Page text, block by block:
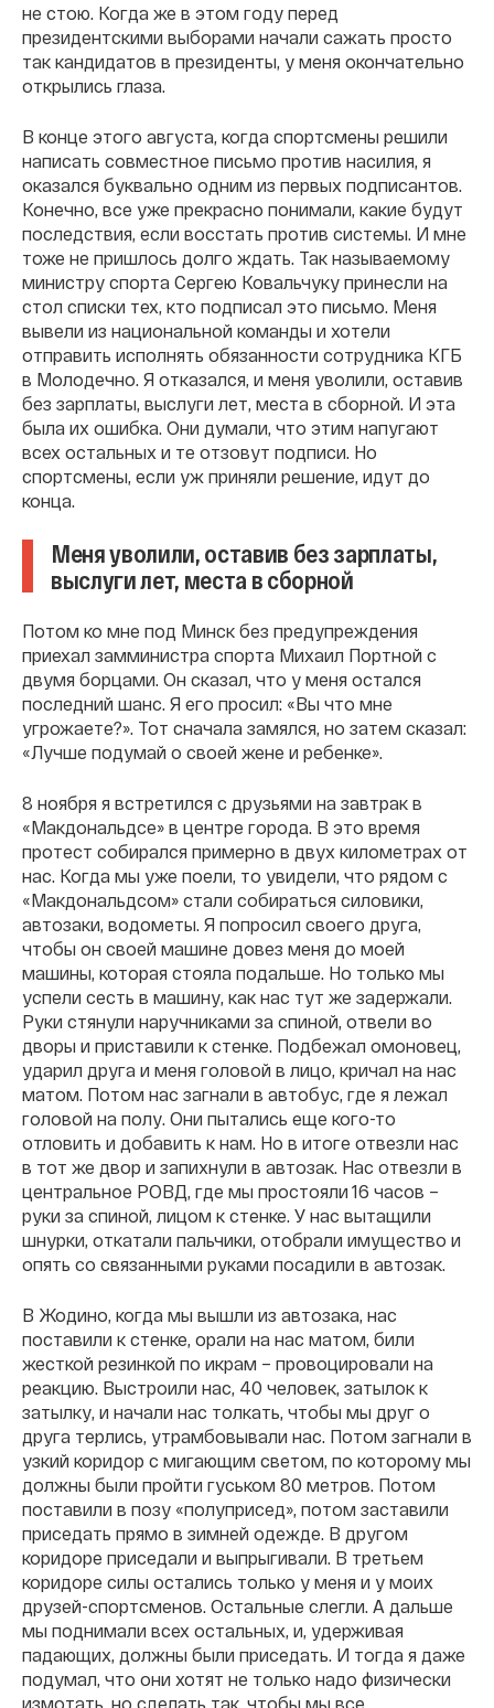
не стою. Когда же в этом году перед
президентскими выборами начали сажать просто
так кандидатов в президенты, у меня окончательно
открылись глаза.
В конце этого августа, когда спортсмены решили
написать совместное письмо против насилия, я
оказался буквально одним из первых подписантов.
Конечно, все уже прекрасно понимали, какие будут
последствия, если восстать против системы. И мне
тоже не пришлось долго ждать. Так называемому
министру спорта Сергею Ковальчуку принесли на
стол списки тех, кто подписал это письмо. Меня
вывели из национальной команды и хотели
отправить исполнять обязанности сотрудника КГБ
в Молодечно. Я отказался, и меня уволили, оставив
без зарплаты, выслуги лет, места в сборной. И эта
была их ошибка. Они думали, что этим напугают
всех остальных и те отзовут подписи. Но
спортсмены, если уж приняли решение, идут до
конца.
Меня уволили, оставив без зарплаты,
выслуги лет, места в сборной
Потом ко мне под Минск без предупреждения
приехал замминистра спорта Михаил Портной с
двумя борцами. Он сказал, что у меня остался
последний шанс. Я его просил: «Вы что мне
угрожаете?». Тот сначала замялся, но затем сказал:
«Лучше подумай о своей жене и ребенке».
8 ноября я встретился с друзьями на завтрак в
«Макдональдсе» в центре города. В это время
протест собирался примерно в двух километрах от
нас. Когда мы уже поели, то увидели, что рядом с
«Макдональдсом» стали собираться силовики,
автозаки, водометы. Я попросил своего друга,
чтобы он своей машине довез меня до моей
машины, которая стояла подальше. Но только мы
успели сесть в машину, как нас тут же задержали.
Руки стянули наручниками за спиной, отвели во
дворы и приставили к стенке. Подбежал омоновец,
ударил друга и меня головой в лицо, кричал на нас
матом. Потом нас загнали в автобус, где я лежал
головой на полу. Они пытались еще кого-то
отловить и добавить к нам. Но в итоге отвезли нас
в тот же двор и запихнули в автозак. Нас отвезли в
центральное РОВД, где мы простояли 16 часов –
руки за спиной, лицом к стенке. У нас вытащили
шнурки, откатали пальчики, отобрали имущество и
опять со связанными руками посадили в автозак.
В Жодино, когда мы вышли из автозака, нас
поставили к стенке, орали на нас матом, били
жесткой резинкой по икрам – провоцировали на
реакцию. Выстроили нас, 40 человек, затылок к
затылку, и начали нас толкать, чтобы мы друг о
друга терлись, утрамбовывали нас. Потом загнали в
узкий коридор с мигающим светом, по которому мы
должны были пройти гуськом 80 метров. Потом
поставили в позу «полуприсед», потом заставили
приседать прямо в зимней одежде. В другом
коридоре приседали и выпрыгивали. В третьем
коридоре силы остались только у меня и у моих
друзей-спортсменов. Остальные слегли. А дальше
мы поднимали всех остальных, и, удерживая
падающих, должны были приседать. И тогда я даже
подумал, что они хотят не только надо физически
измотать, но сделать так, чтобы мы все